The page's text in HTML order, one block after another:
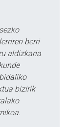
berri
aldizkaria
bizirik